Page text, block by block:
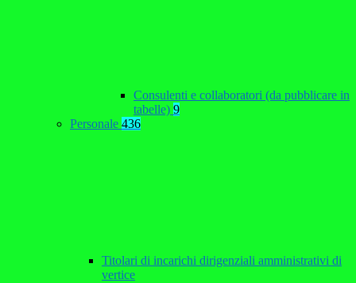
Consulenti e collaboratori (da pubblicare in
tabelle) 9
Personale 436
Titolari di incarichi dirigenziali amministrativi di
vertice